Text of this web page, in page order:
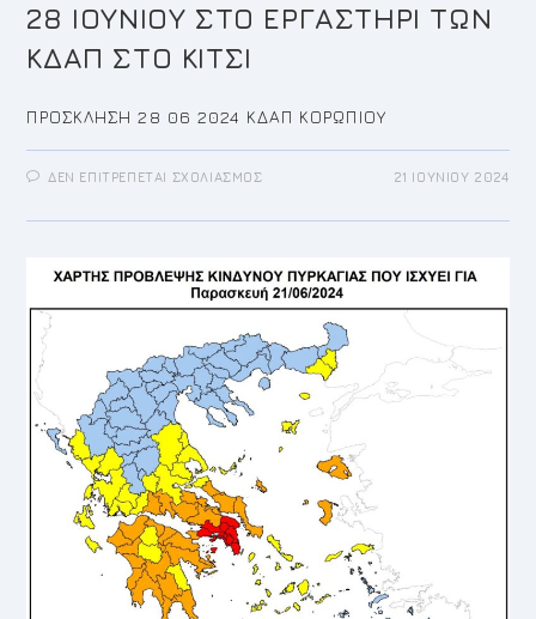
28 ΙΟΥΝΙΟΥ ΣΤΟ ΕΡΓΑΣΤΗΡΙ ΤΩΝ
ΚΔΑΠ ΣΤΟ ΚΙΤΣΙ
ΠΡΟΣΚΛΗΣΗ 28 06 2024 ΚΔΑΠ ΚΟΡΩΠΙΟΥ
ΔΕΝ ΕΠΙΤΡΈΠΕΤΑΙ ΣΧΟΛΙΑΣΜΌΣΣΤΟ
ΚΔΑΠ
ΕΟΡΤΗ
28
ΙΟΥΝΙΟΥ
ΣΤΟ
ΕΡΓΑΣΤΗΡΙ
ΤΩΝ
ΚΔΑΠ
ΣΤΟ
ΚΙΤΣΙ
21 ΙΟΥΝΊΟΥ 2024